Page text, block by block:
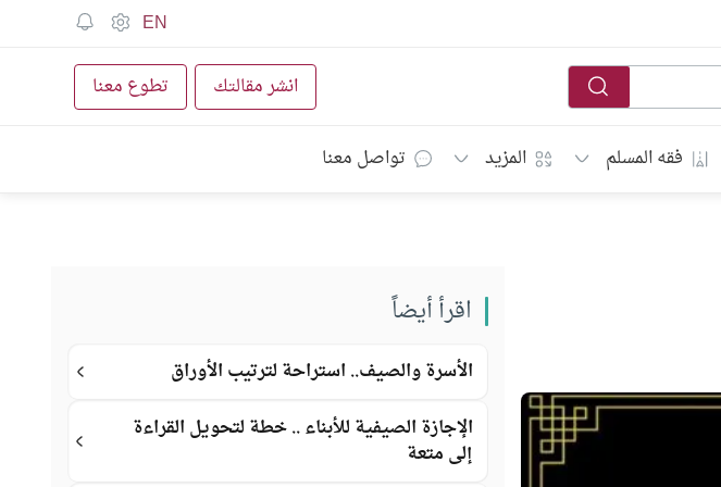
EN
انشر مقالتك تطوع معنا
فقه المسلم المزيد تواصل معنا
اقرأ أيضاً
الأسرة والصيف.. استراحة لترتيب الأوراق
الإجازة الصيفية للأبناء .. خطة لتحويل القراءة
إلى متعة